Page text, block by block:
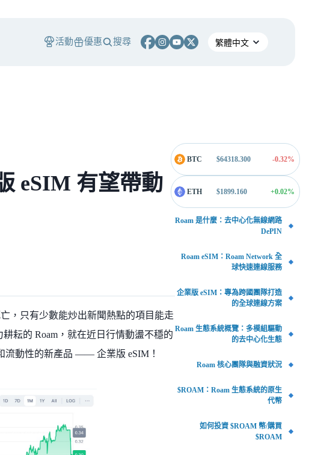
活動 優惠 搜尋
eSIM 有望帶動
，只有少數能炒出新聞熱點的項目能走
耘的 Roam，就在近日行情動盪不穩的
流動性的新產品 —— 企業版 eSIM！
BTC $64318.300 -0.32%
ETH $1899.160 +0.02%
Roam 是什麼：去中心化無線網路
DePIN
Roam eSIM：Roam Network 全
球快速連線服務
企業版 eSIM：專為跨國團隊打造
的全球連線方案
Roam 生態系統概覽：多模組驅動
的去中心化生態
Roam 核心團隊與融資狀況
$ROAM：Roam 生態系統的原生
代幣
如何投資 $ROAM 幣/購買
$ROAM